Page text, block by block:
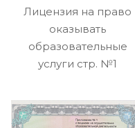
Лицензия на право
оказывать
образовательные
услуги стр. №1